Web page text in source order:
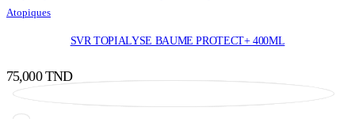
Atopiques
SVR TOPIALYSE BAUME PROTECT+ 400ML
75,000TND